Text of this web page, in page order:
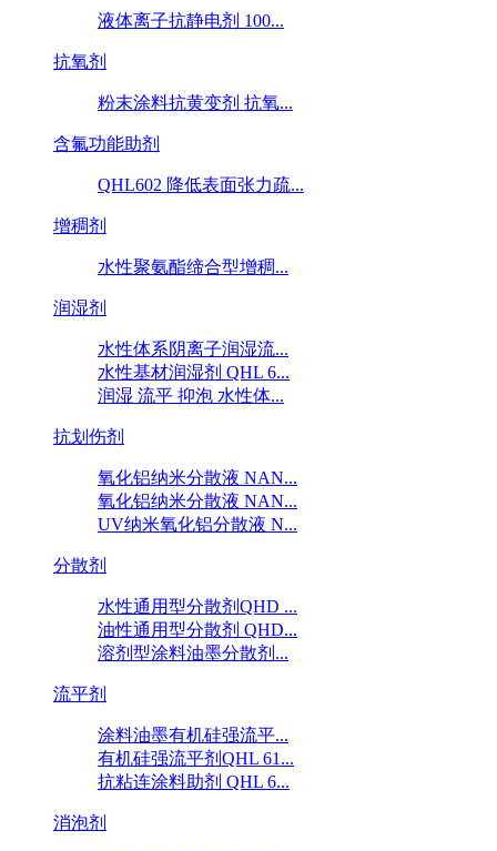
液体离子抗静电剂 100...
抗氧剂
粉末涂料抗黄变剂 抗氧...
含氟功能助剂
QHL602 降低表面张力疏...
增稠剂
水性聚氨酯缔合型增稠...
润湿剂
水性体系阴离子润湿流...
水性基材润湿剂 QHL 6...
润湿 流平 抑泡 水性体...
抗划伤剂
氧化铝纳米分散液 NAN...
氧化铝纳米分散液 NAN...
UV纳米氧化铝分散液 N...
分散剂
水性通用型分散剂QHD ...
油性通用型分散剂 QHD...
溶剂型涂料油墨分散剂...
流平剂
涂料油墨有机硅强流平...
有机硅强流平剂QHL 61...
抗粘连涂料助剂 QHL 6...
消泡剂